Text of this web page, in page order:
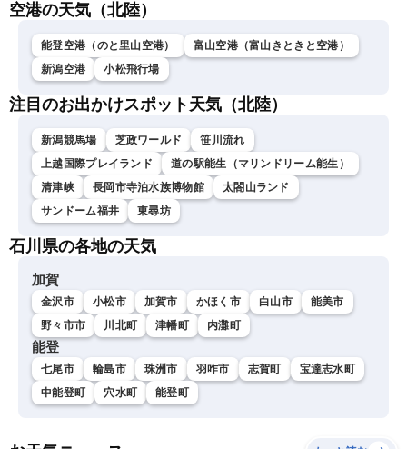
空港の天気（北陸）
能登空港（のと里山空港）
富山空港（富山きときと空港）
新潟空港
小松飛行場
注目のお出かけスポット天気（北陸）
新潟競馬場 芝政ワールド
笹川流れ
上越国際プレイランド
道の駅能生（マリンドリーム能生）
清津峡
長岡市寺泊水族博物館
太閤山ランド
サンドーム福井
東尋坊
石川県の各地の天気
加賀
金沢市 小松市 加賀市 かほく市 白山市
能美市
野々市市
川北町 津幡町 内灘町
能登
七尾市 輪島市 珠洲市 羽咋市 志賀町
宝達志水町
中能登町
穴水町 能登町